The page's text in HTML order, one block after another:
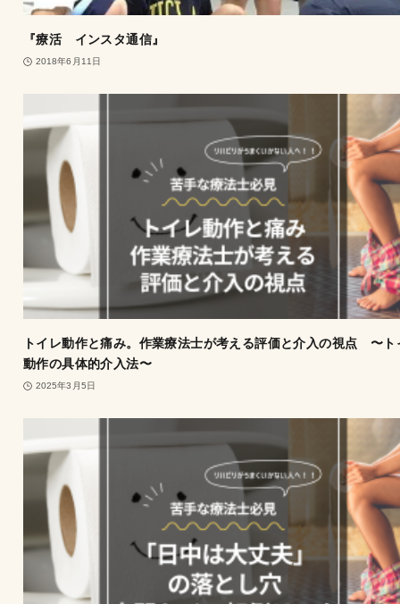
『療活 インスタ通信』
2018年6月11日
トイレ動作と痛み。作業療法士が考える評価と介入の視点 〜ト
動作の具体的介入法〜
2025年3月5日